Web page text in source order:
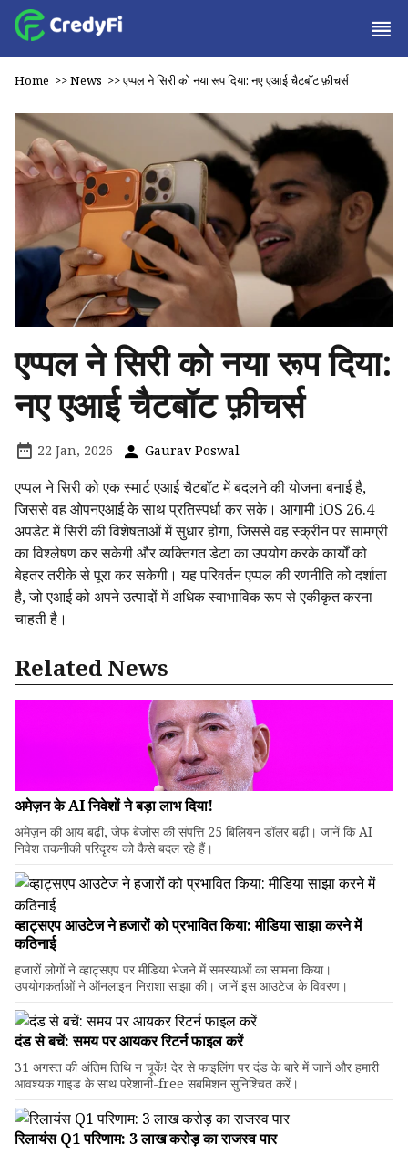
Home >>News >>एप्पल ने सिरी को नया रूप दिया: नए एआई चैटबॉट फ़ीचर्स
एप्पल ने सिरी को नया रूप दिया:
नए एआई चैटबॉट फ़ीचर्स
22 Jan, 2026 Gaurav Poswal
एप्पल ने सिरी को एक स्मार्ट एआई चैटबॉट में बदलने की योजना बनाई है,
जिससे वह ओपनएआई के साथ प्रतिस्पर्धा कर सके। आगामी iOS 26.4
अपडेट में सिरी की विशेषताओं में सुधार होगा, जिससे वह स्क्रीन पर सामग्री
का विश्लेषण कर सकेगी और व्यक्तिगत डेटा का उपयोग करके कार्यों को
बेहतर तरीके से पूरा कर सकेगी। यह परिवर्तन एप्पल की रणनीति को दर्शाता
है, जो एआई को अपने उत्पादों में अधिक स्वाभाविक रूप से एकीकृत करना
चाहती है।
Related News
अमेज़न के AI निवेशों ने बड़ा लाभ दिया!
अमेज़न की आय बढ़ी, जेफ बेजोस की संपत्ति 25 बिलियन डॉलर बढ़ी। जानें कि AI
निवेश तकनीकी परिदृश्य को कैसे बदल रहे हैं।
व्हाट्सएप आउटेज ने हजारों को प्रभावित किया: मीडिया साझा करने में
कठिनाई
हजारों लोगों ने व्हाट्सएप पर मीडिया भेजने में समस्याओं का सामना किया।
उपयोगकर्ताओं ने ऑनलाइन निराशा साझा की। जानें इस आउटेज के विवरण।
दंड से बचें: समय पर आयकर रिटर्न फाइल करें
31 अगस्त की अंतिम तिथि न चूकें! देर से फाइलिंग पर दंड के बारे में जानें और हमारी
आवश्यक गाइड के साथ परेशानी-free सबमिशन सुनिश्चित करें।
रिलायंस Q1 परिणाम: ₹3 लाख करोड़ का राजस्व पार